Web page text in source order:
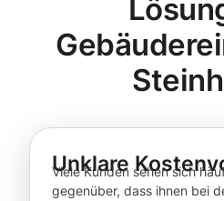
Unklare
Viele Kunden sehen sich
gegenüber, dass ihnen bei